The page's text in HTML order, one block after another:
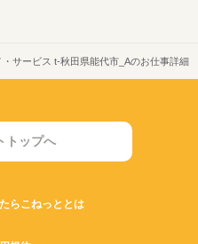
サービス t-秋田県能代市_Aのお仕事詳細
トップへ
らこねっととは